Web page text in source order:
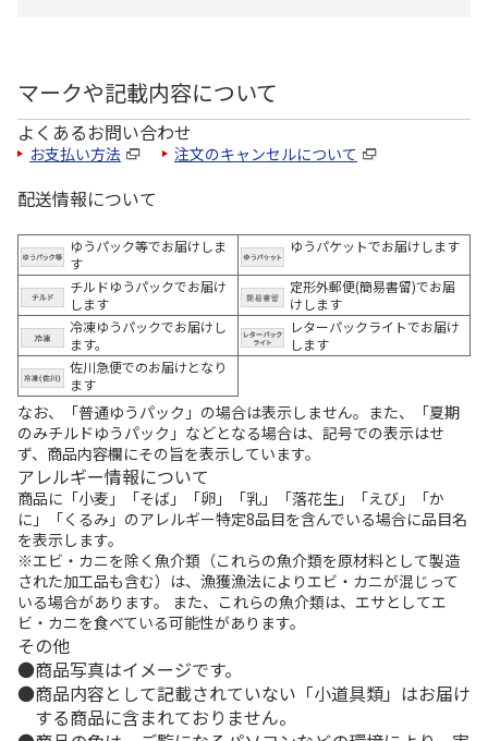
マークや記載内容について
よくあるお問い合わせ
お支払い方法 注文のキャンセルについて
配送情報について
ゆうパック等でお届けしま
す
ゆうパケットでお届けします
チルドゆうパックでお届け
します
定形外郵便(簡易書留)でお届
けします
冷凍ゆうパックでお届けし
ます。
レターパックライトでお届け
します
佐川急便でのお届けとなり
ます
なお、「普通ゆうパック」の場合は表示しません。また、「夏期
のみチルドゆうパック」などとなる場合は、記号での表示はせ
ず、商品内容欄にその旨を表示しています。
アレルギー情報について
商品に「小麦」「そば」「卵」「乳」「落花生」「えび」「か
に」「くるみ」のアレルギー特定8品目を含んでいる場合に品目名
を表示します。
※エビ・カニを除く魚介類（これらの魚介類を原材料として製造
された加工品も含む）は、漁獲漁法によりエビ・カニが混じって
いる場合があります。 また、これらの魚介類は、エサとしてエ
ビ・カニを食べている可能性があります。
その他
商品写真はイメージです。
商品内容として記載されていない「小道具類」はお届け
する商品に含まれておりません。